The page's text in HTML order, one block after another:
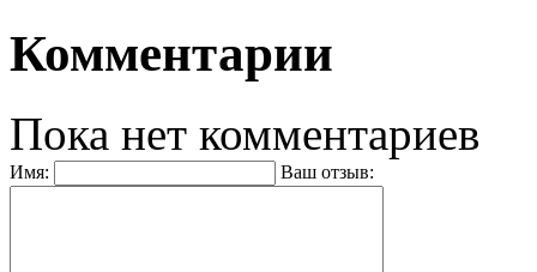
Комментарии
Пока нет комментариев
Имя: Ваш отзыв: